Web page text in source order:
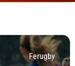
Ferugby